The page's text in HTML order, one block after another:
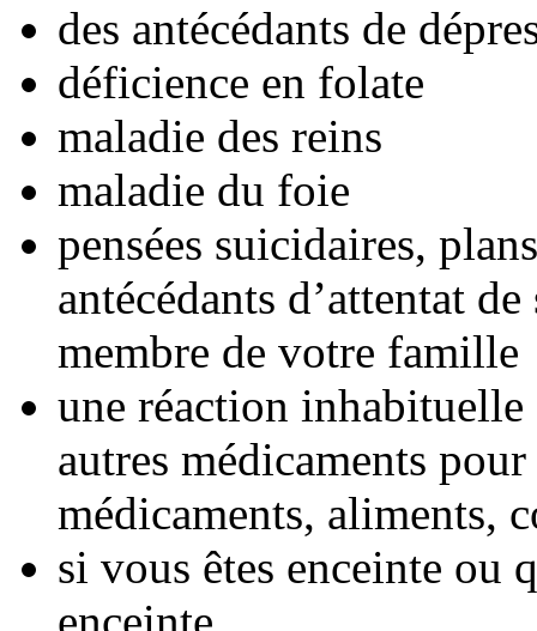
des antécédants de
déficience en folate
maladie des reins
maladie du foie
pensées suicidaires,
antécédants d’attentat
membre de votre famille
une réaction
autres médicaments
médicaments, aliments,
si vous êtes enceinte ou
enceinte